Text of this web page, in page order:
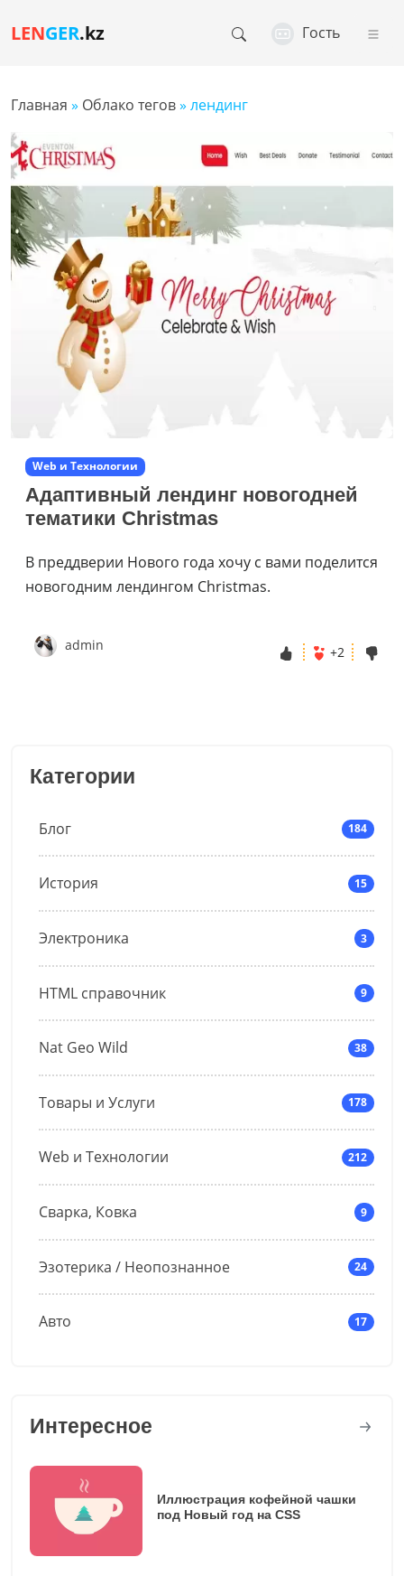
LENGER.kz Гость
Категории
Блог 184
История 15
Электроника 3
HTML справочник 9
Nat Geo Wild 38
Товары и Услуги 178
Web и Технологии 212
Сварка, Ковка 9
Эзотерика / Неопознанное 24
Авто 17
Интересное
Иллюстрация кофейной чашки
под Новый год на CSS
Главная » Облако тегов» лендинг
Web и Технологии
Адаптивный лендинг новогодней
тематики Christmas
В преддверии Нового года хочу с вами поделится
новогодним лендингом Christmas.
admin +2